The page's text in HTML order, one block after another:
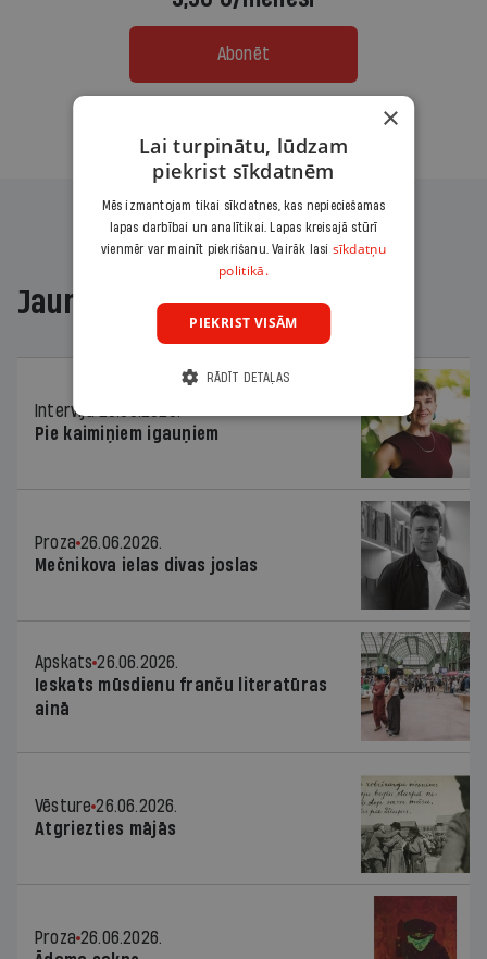
Abonēt
Jaunākajā žurnālā
Intervija
Pie kaimiņiem igauņiem
Proza 26.06.2026.
Mečnikova ielas divas joslas
Apskats 26.06.2026.
Ieskats mūsdienu franču literatūras
ainā
Vēsture 26.06.2026.
Atgriezties mājās
Proza 26.06.2026.
×
Lai turpinātu, lūdzam
piekrist sīkdatnēm
Mēs izmantojam tikai sīkdatnes, kas nepieciešamas
lapas darbībai un analītikai. Lapas kreisajā stūrī
vienmēr var mainīt piekrišanu. Vairāk lasi sīkdatņu
politikā.
PIEKRIST VISĀM
RĀDĪT DETAĻAS